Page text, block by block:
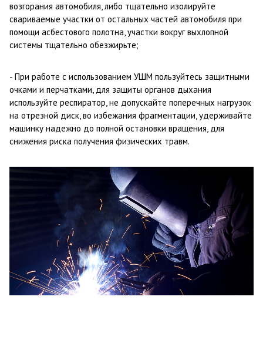
возгорания автомобиля, либо тщательно изолируйте
свариваемые участки от остальных частей автомобиля при
помощи асбестового полотна, участки вокруг выхлопной
системы тщательно обезжирьте;
- При работе с использованием УШМ пользуйтесь защитными
очками и перчатками, для защиты органов дыхания
используйте респиратор, не допускайте поперечных нагрузок
на отрезной диск, во избежания фрагментации, удерживайте
машинку надежно до полной остановки вращения, для
снижения риска получения физических травм.